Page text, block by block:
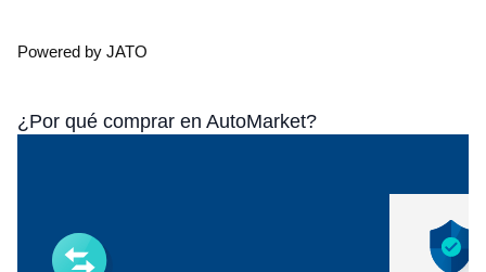
Powered by JATO
¿Por qué comprar en AutoMarket?